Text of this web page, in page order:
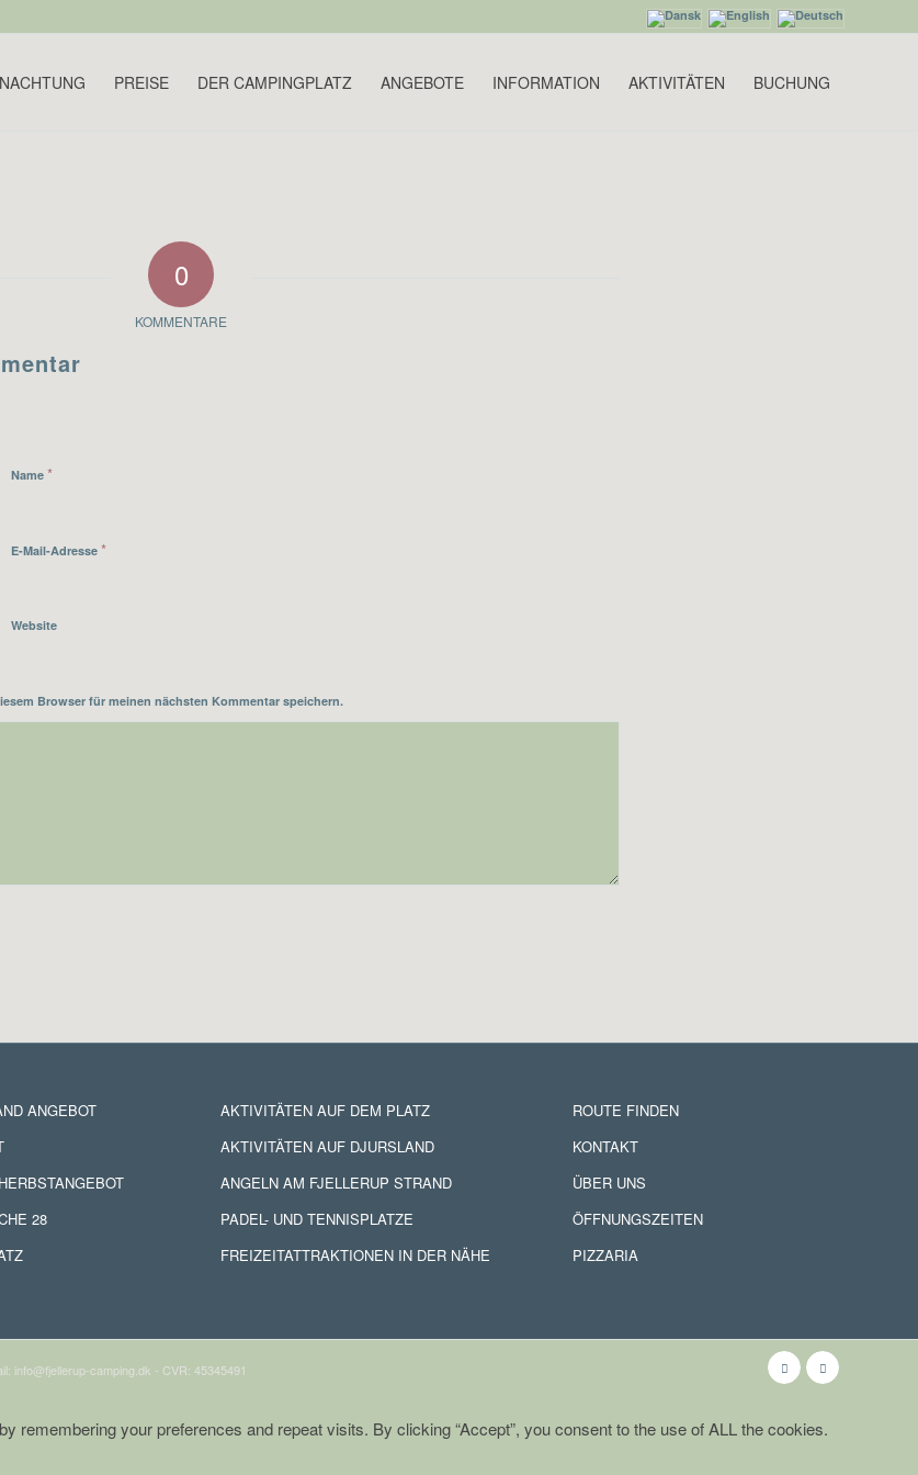
PREISE DER CAMPINGPLATZ ANGEBOTE INFORMATION AKTIVITÄTEN BUCHUNG
0
KOMMENTARE
Name *
E-Mail-Adresse *
Website
Browser für meinen nächsten Kommentar speichern.
ANGEBOT
28
AKTIVITÄTEN AUF DEM PLATZ
AKTIVITÄTEN AUF DJURSLAND
ANGELN AM FJELLERUP STRAND
PADEL- UND TENNISPLATZE
FREIZEITATTRAKTIONEN IN DER NÄHE
ROUTE FINDEN
KONTAKT
ÜBER UNS
ÖFFNUNGSZEITEN
PIZZARIA
info@fjellerup-camping.dk - CVR: 45345491
remembering your preferences and repeat visits. By clicking “Accept”, you consent to the use of ALL the cookies.